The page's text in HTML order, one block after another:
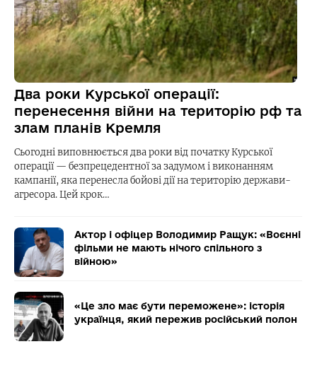
Два роки Курської операції:
перенесення війни на територію рф та
злам планів Кремля
Сьогодні виповнюється два роки від початку Курської
операції — безпрецедентної за задумом і виконанням
кампанії, яка перенесла бойові дії на територію держави-
агресора. Цей крок…
Актор і офіцер Володимир Ращук: «Воєнні
фільми не мають нічого спільного з
війною»
«Це зло має бути переможене»: історія
українця, який пережив російський полон